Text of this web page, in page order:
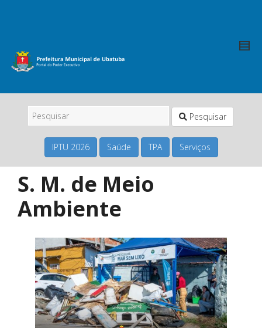
Pesquisar
IPTU 2026 Saúde TPA Serviços
S. M. de Meio
Ambiente